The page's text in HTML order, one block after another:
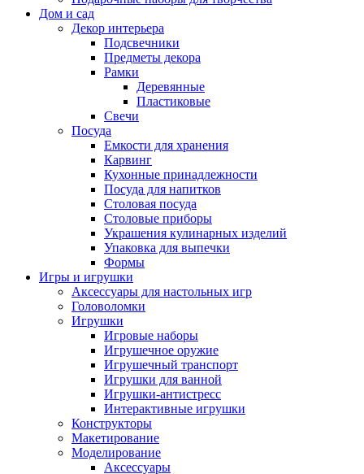
Дом и сад
Декор интерьера
Подсвечники
Предметы декора
Рамки
Деревянные
Пластиковые
Свечи
Посуда
Емкости для хранения
Карвинг
Кухонные принадлежности
Посуда для напитков
Столовая посуда
Столовые приборы
Украшения кулинарных изделий
Упаковка для выпечки
Формы
Игры и игрушки
Аксессуары для настольных игр
Головоломки
Игрушки
Игровые наборы
Игрушечное оружие
Игрушечный транспорт
Игрушки для ванной
Игрушки-антистресс
Интерактивные игрушки
Конструкторы
Макетирование
Моделирование
Аксессуары